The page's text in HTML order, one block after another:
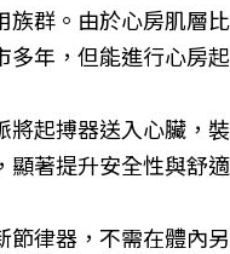
群。由於心房肌層
年，但能進行心房
起搏器送入心臟，
著提升安全性與舒
律器，不需在體內